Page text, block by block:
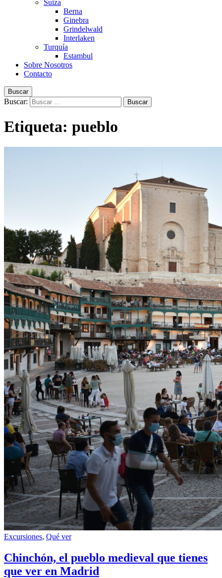
Suiza
Berna
Ginebra
Grindelwald
Interlaken
Turquía
Estambul
Sobre Nosotros
Contacto
Buscar
Buscar:
Etiqueta: pueblo
Excursiones, Qué ver
Chinchón, el pueblo medieval que tienes
que ver en Madrid